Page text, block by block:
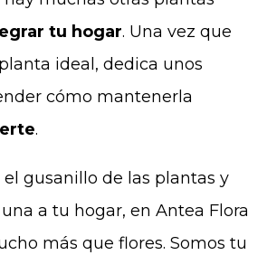
tu hogar. Una vez que
ideal, dedica unos
cómo mantenerla
.
gusanillo de las plantas y
a tu hogar, en Antea Flora
más que flores. Somos tu